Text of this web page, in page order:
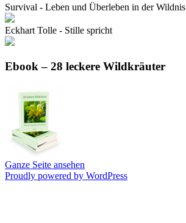
Survival - Leben und Überleben in der Wildnis
Eckhart Tolle - Stille spricht
Ebook – 28 leckere Wildkräuter
Ganze Seite ansehen
Proudly powered by WordPress